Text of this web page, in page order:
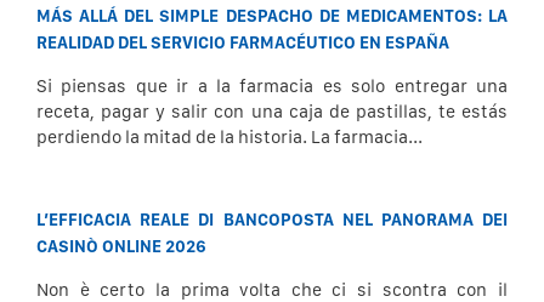
MÁS ALLÁ DEL SIMPLE DESPACHO DE MEDICAMENTOS: LA
REALIDAD DEL SERVICIO FARMACÉUTICO EN ESPAÑA
Si piensas que ir a la farmacia es solo entregar una
receta, pagar y salir con una caja de pastillas, te estás
perdiendo la mitad de la historia. La farmacia...
L’EFFICACIA REALE DI BANCOPOSTA NEL PANORAMA DEI
CASINÒ ONLINE 2026
Non è certo la prima volta che ci si scontra con il